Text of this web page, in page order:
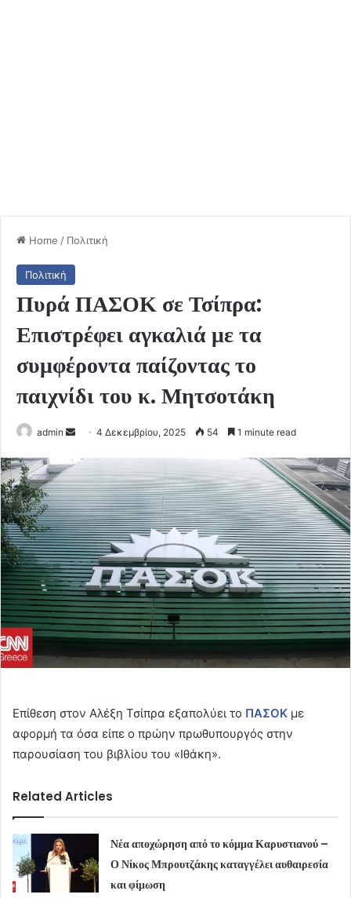
Home / Πολιτική
Πολιτική
Πυρά ΠΑΣΟΚ σε Τσίπρα:
Επιστρέφει αγκαλιά με τα
συμφέροντα παίζοντας το
παιχνίδι του κ. Μητσοτάκη
admin
Send
email
4 Δεκεμβρίου, 2025 54 1 minute read
Επίθεση στον Αλέξη Τσίπρα εξαπολύει το ΠΑΣΟΚ με
αφορμή τα όσα είπε ο πρώην πρωθυπουργός στην
παρουσίαση του βιβλίου του «Ιθάκη».
Related Articles
Νέα αποχώρηση από το κόμμα Καρυστιανού –
Ο Νίκος Μπρουτζάκης καταγγέλει αυθαιρεσία
και φίμωση